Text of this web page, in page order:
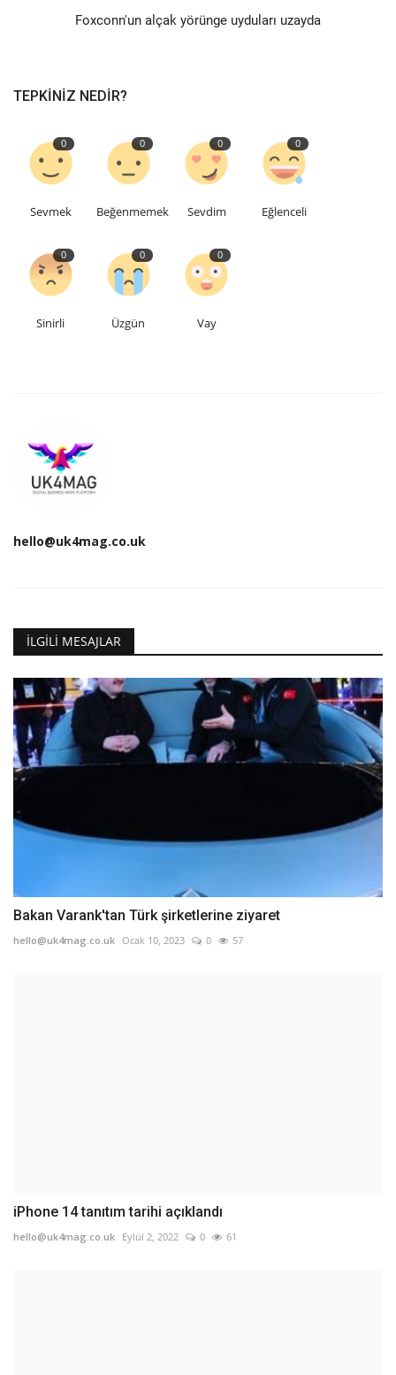
English Turkish
Foxconn'un alçak yörünge uyduları uzayda
TEPKINIZ NEDIR?
0
Sevmek
0
Beğenmemek
0
Sevdim
0
Eğlenceli
0
Sinirli
0
Üzgün
0
Vay
hello@uk4mag.co.uk
İLGILI MESAJLAR
Bakan Varank'tan Türk şirketlerine ziyaret
hello@uk4mag.co.uk Ocak 10, 2023 0 57
iPhone 14 tanıtım tarihi açıklandı
hello@uk4mag.co.uk Eylül 2, 2022 0 61